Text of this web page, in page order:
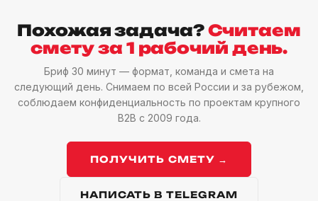
Похожая задача?Считаем
смету за 1 рабочий день.
Бриф 30 минут — формат, команда и смета на
следующий день. Снимаем по всей России и за рубежом,
соблюдаем конфиденциальность по проектам крупного
B2B с 2009 года.
ПОЛУЧИТЬ СМЕТУ →
НАПИСАТЬ В TELEGRAM